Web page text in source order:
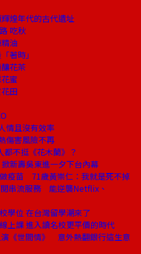
煌年代的古代遺址
吃秋
油
著時」
花茶
蜜
田
情且沒有效率
傷害風險不再
都不挺《花木蘭》？
新壽吳東進一夕下台內幕
疫苗 71歲黃崇仁：我就是死不掉
串流服務 能逆襲Netflix、
學位 在台灣留學潮來了
上課 進入讀名校更平價的時代
《世間情》 意外熱翻銀行這生意